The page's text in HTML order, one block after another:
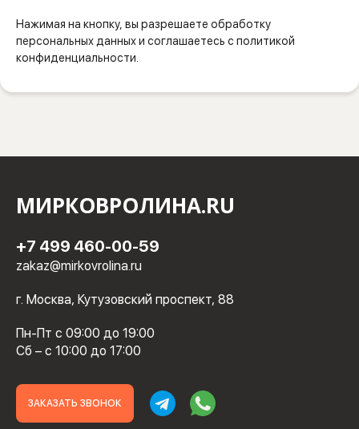
Нажимая на кнопку, вы разрешаете обработку
персональных данных и соглашаетесь с политикой
конфиденциальности.
МИРКОВРОЛИНА.RU
+7 499 460-00-59
zakaz@mirkovrolina.ru
г. Москва, Кутузовский проспект, 88
Пн-Пт с 09:00 до 19:00
Сб – с 10:00 до 17:00
ЗАКАЗАТЬ ЗВОНОК